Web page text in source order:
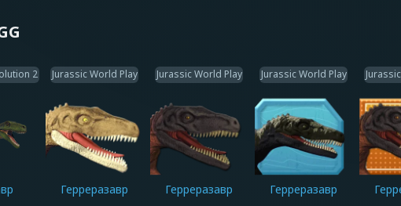
2 Jurassic World Play
Герреразавр
Jurassic World Play
Герреразавр
Jurassic World Play
Герреразавр